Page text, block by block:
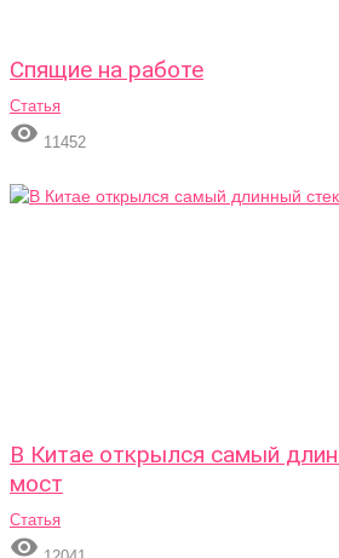
Спящие на работе
Статья
 11452
В Китае открылся самый
мост
Статья
